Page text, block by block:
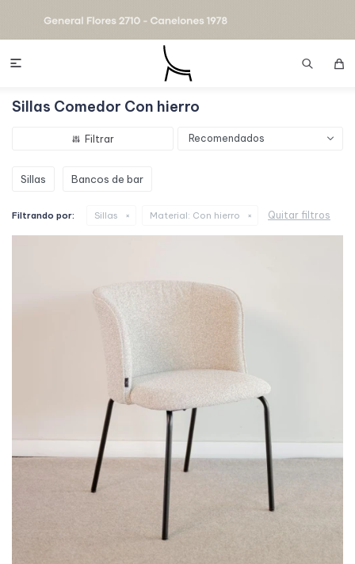

Sillas Comedor Con hierro
Recomendados
Sillas Bancos de bar
Filtrando por: Sillas Material: Con hierro Quitar filtros